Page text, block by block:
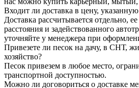
Входит ли доставка в цену,
Доставка рассчитывается отдельно,
расстояния и задействованного
уточняйте у менеджера при
Привезете ли песок на дачу, в СНТ,
хозяйство?
Песок привезем в любое место,
транспортной доступностью.
Можно ли договориться о доставке